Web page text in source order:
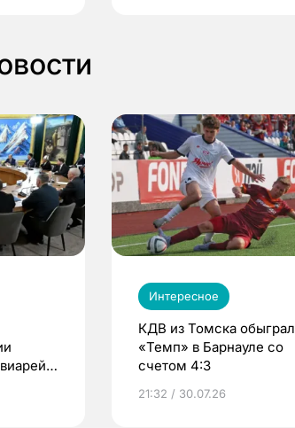
Интересное
КДВ из Томска обыграл
«Темп» в Барнауле со
счетом 4:3
21:32 / 30.07.26